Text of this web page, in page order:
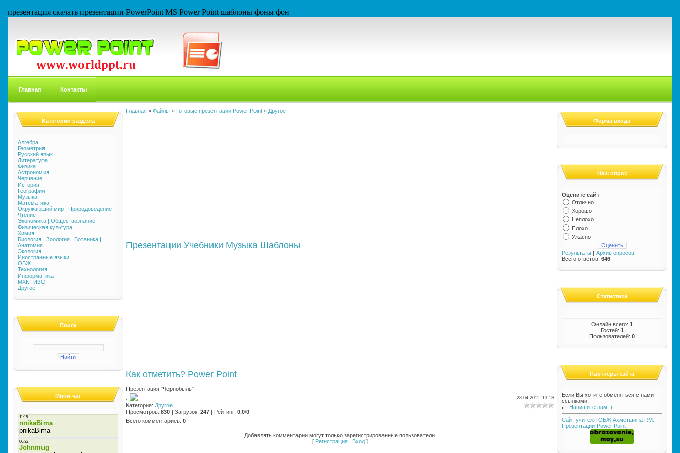
презентация скачать презентации PowerPoint MS Power Point шаблоны фоны фон
Главная Контакты
Категории раздела
Алгебра
Геометрия
Русский язык
Литература
Физика
Астрономия
Черчение
История
География
Музыка
Математика
Окружающий мир | Природоведение
Чтение
Экономика | Обществознание
Физическая культура
Химия
Биология | Зоология | Ботаника |
Анатомия
Экология
Иностранные языки
ОБЖ
Технология
Информатика
МХК | ИЗО
Другое
Поиск
Мини-чат
Главная » Файлы » Готовые презентации Power Point » Другое
Презентации Учебники Музыка Шаблоны
Как отметить? Power Point
Презентация "Чернобыль"
·
28.04.2011, 13:13
Категория: Другое
Просмотров: 830 | Загрузок: 247 | Рейтинг: 0.0/0
Всего комментариев: 0
Добавлять комментарии могут только зарегистрированные пользователи.
[ Регистрация | Вход ]
Форма входа
Наш опрос
Оцените сайт
Отлично
Хорошо
Неплохо
Плохо
Ужасно
Результаты | Архив опросов
Всего ответов: 646
Статистика
Онлайн всего: 1
Гостей: 1
Пользователей: 0
Партнеры сайта
Если Вы хотите обменяться с нами
ссылками,
Напишите нам :)
Сайт учителя ОБЖ Ахметшина Р.М.
Презентации Power Point